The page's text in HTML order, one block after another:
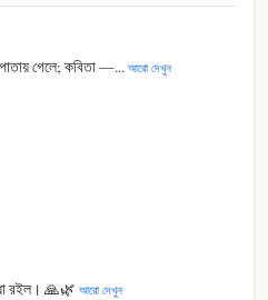
গেলে; কবিতা —... আরো দেখুন
রইল। 🙏🌿 আরো দেখুন